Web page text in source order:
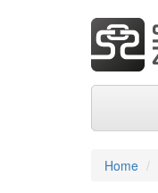
Home